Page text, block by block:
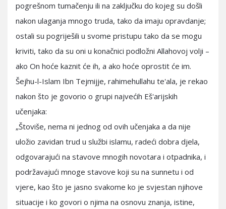
pogrešnom tumačenju ili na zaključku do kojeg su došli
nakon ulaganja mnogo truda, tako da imaju opravdanje;
ostali su pogriješili u svome pristupu tako da se mogu
kriviti, tako da su oni u konačnici podložni Allahovoj volji –
ako On hoće kaznit će ih, a ako hoće oprostit će im.
Šejhu-l-Islam Ibn Tejmijje, rahimehullahu te'ala, je rekao
nakon što je govorio o grupi najvećih Eš'arijskih
učenjaka:
„Štoviše, nema ni jednog od ovih učenjaka a da nije
uložio zavidan trud u službi islamu, radeći dobra djela,
odgovarajući na stavove mnogih novotara i otpadnika, i
podržavajući mnoge stavove koji su na sunnetu i od
vjere, kao što je jasno svakome ko je svjestan njihove
situacije i ko govori o njima na osnovu znanja, istine,